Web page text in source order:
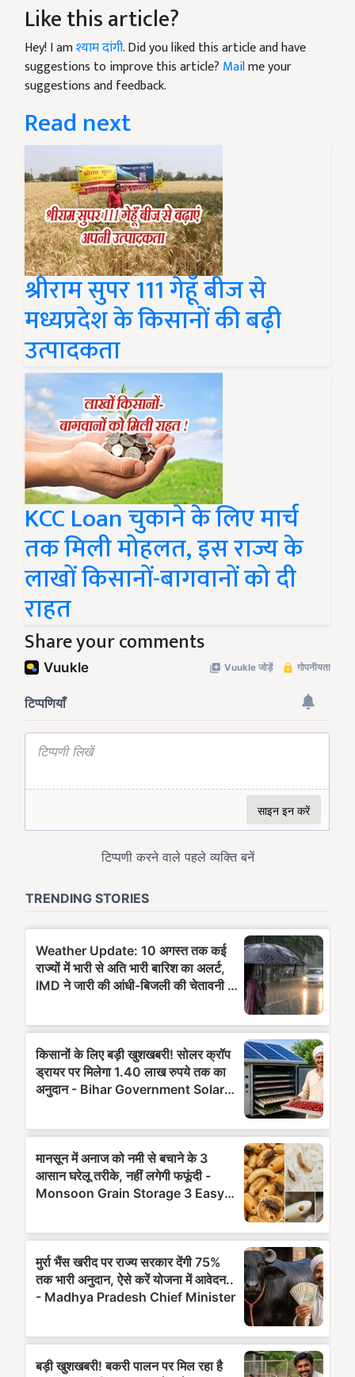
Like this article?
Hey! I amश्याम दांगी. Did you liked this article and have
suggestions to improve this article? Mailme your
suggestions and feedback.
Read next
श्रीराम सुपर 111 गेहूँ बीज से
मध्यप्रदेश के किसानों की बढ़ी
उत्पादकता
KCC Loan चुकाने के लिए मार्च
तक मिली मोहलत, इस राज्य के
लाखों किसानों-बागवानों को दी
राहत
Share your comments